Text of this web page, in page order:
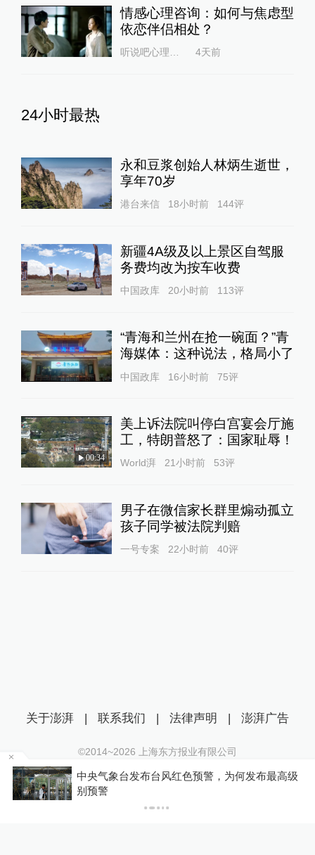
情感心理咨询：如何与焦虑型
依恋伴侣相处？
听说吧心理咨询 4天前
24小时最热
永和豆浆创始人林炳生逝世，
享年70岁
港台来信 18小时前 144评
新疆4A级及以上景区自驾服
务费均改为按车收费
中国政库 20小时前 113评
“青海和兰州在抢一碗面？”青
海媒体：这种说法，格局小了
中国政库 16小时前 75评
00:34
美上诉法院叫停白宫宴会厅施
工，特朗普怒了：国家耻辱！
World湃 21小时前 53评
男子在微信家长群里煽动孤立
孩子同学被法院判赔
一号专案 22小时前 40评
高级
受台风“白海豚”影响，铁路部门进一步调整列车
开行方案
关于澎湃 | 联系我们 | 法律声明 | 澎湃广告
©2014~2026 上海东方报业有限公司
沪ICP证：沪B2-20170116 | 沪ICP备14003370号
互联网新闻信息服务许可证：31120170006
沪公网安备 31010602000299号